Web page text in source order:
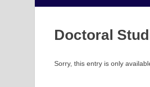
Doctoral
Sorry, this entry is only